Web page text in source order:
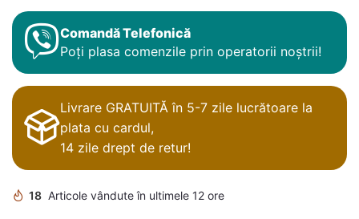
Comandă Telefonică
Poți plasa comenzile prin operatorii noștrii!
Livrare GRATUITĂ în 5-7 zile lucrătoare la
plata cu cardul,
14 zile drept de retur!
18 Articole vândute în ultimele 12 ore